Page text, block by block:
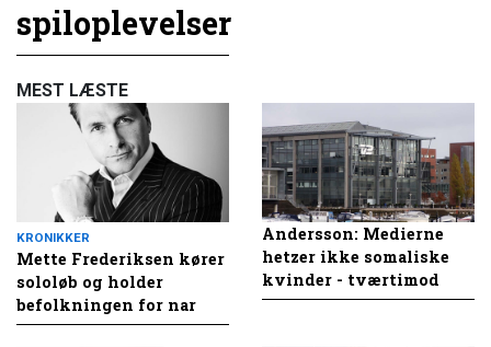
spiloplevelser
MEST LÆSTE
KRONIKKER
Mette Frederiksen kører
sololøb og holder
befolkningen for nar
Andersson: Medierne
hetzer ikke somaliske
kvinder - tværtimod